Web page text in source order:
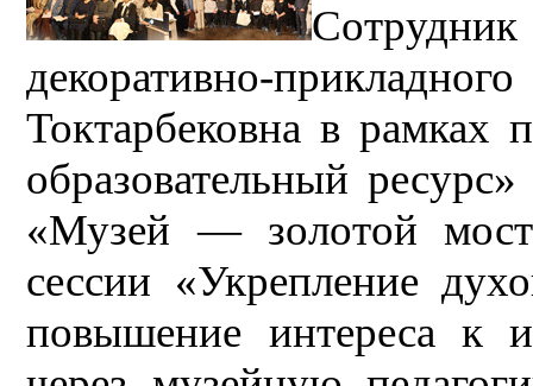
декоративно-
Токтарбековна в рамках
образовательный
«Музей — золотой мост
сессии «Укрепление
повышение интереса к